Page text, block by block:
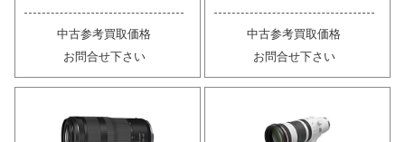
中古参考買取価格
お問合せ下さい
中古参考買取価格
お問合せ下さい